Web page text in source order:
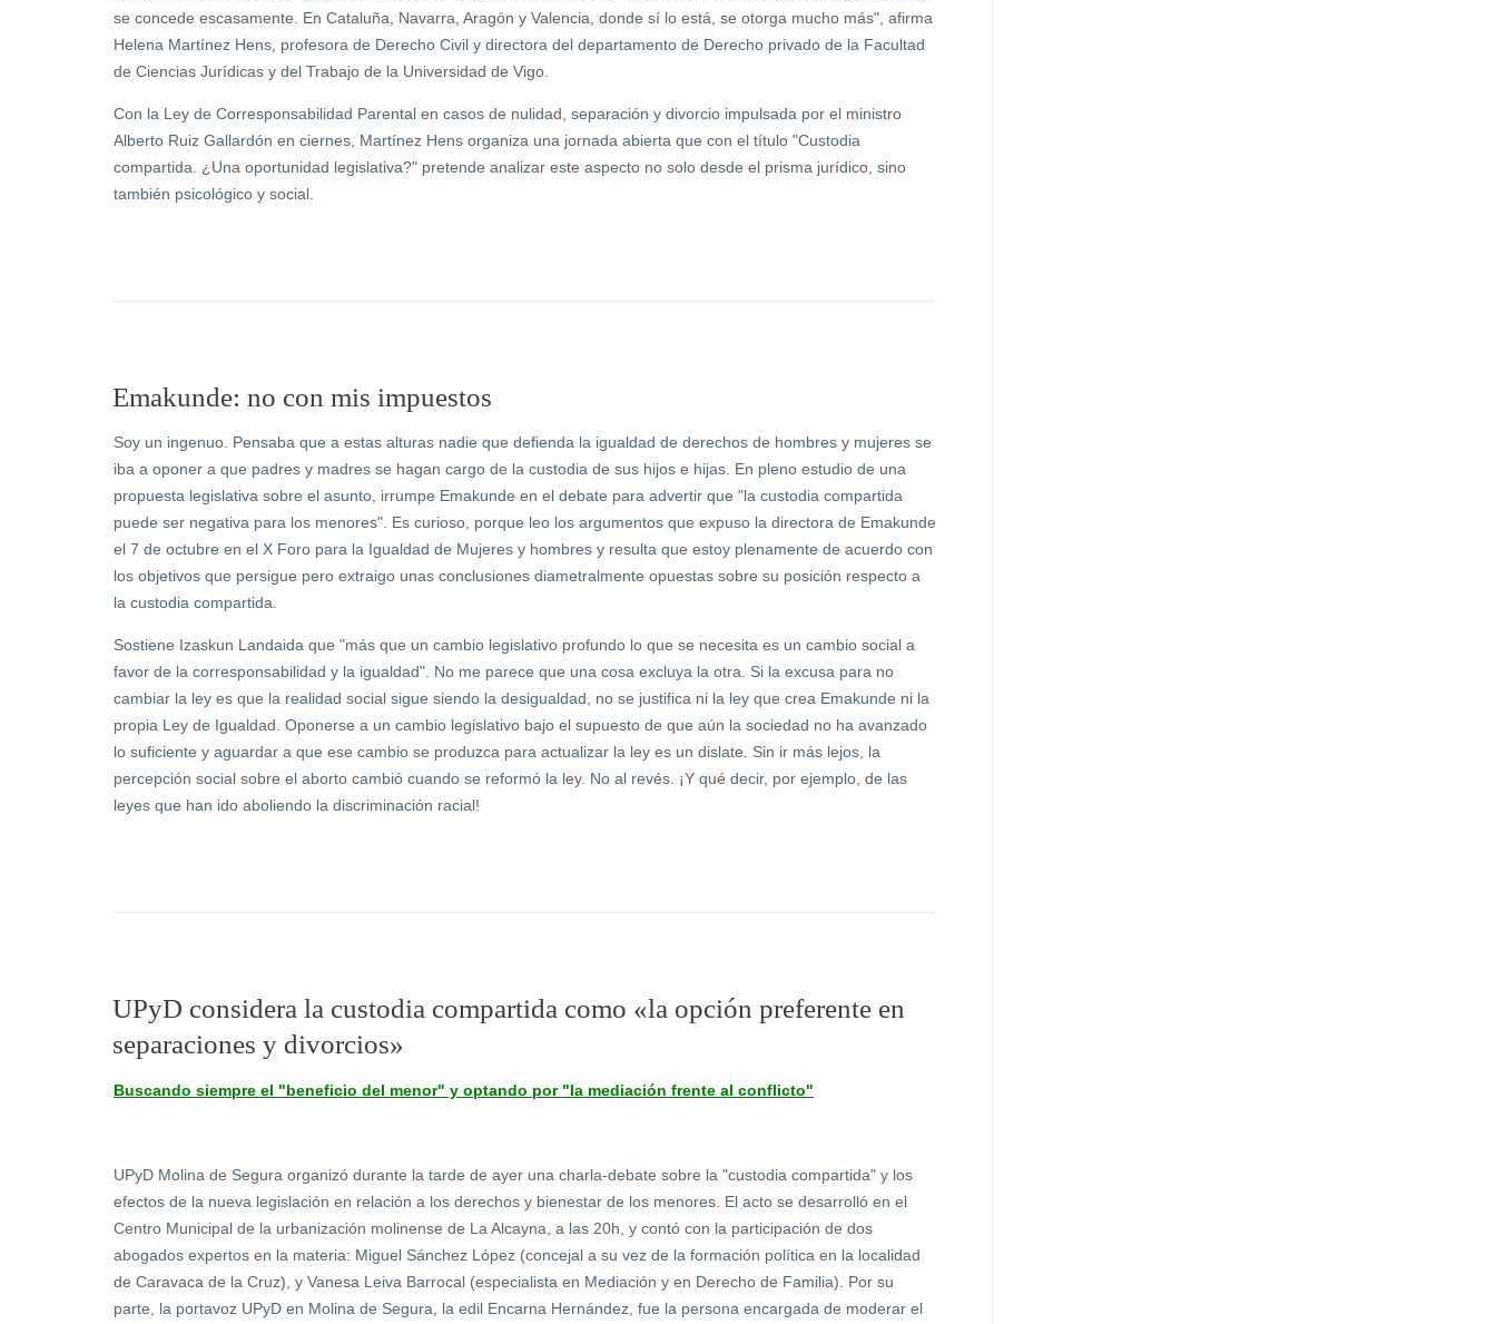
se concede escasamente. En Cataluña, Navarra, Aragón y Valencia, donde sí lo está, se otorga mucho más", afirma
Helena Martínez Hens, profesora de Derecho Civil y directora del departamento de Derecho privado de la Facultad
de Ciencias Jurídicas y del Trabajo de la Universidad de Vigo.
Con la Ley de Corresponsabilidad Parental en casos de nulidad, separación y divorcio impulsada por el ministro
Alberto Ruiz Gallardón en ciernes, Martínez Hens organiza una jornada abierta que con el título "Custodia
compartida. ¿Una oportunidad legislativa?" pretende analizar este aspecto no solo desde el prisma jurídico, sino
también psicológico y social.
Emakunde: no con mis impuestos
Soy un ingenuo. Pensaba que a estas alturas nadie que defienda la igualdad de derechos de hombres y mujeres se
iba a oponer a que padres y madres se hagan cargo de la custodia de sus hijos e hijas. En pleno estudio de una
propuesta legislativa sobre el asunto, irrumpe Emakunde en el debate para advertir que "la custodia compartida
puede ser negativa para los menores". Es curioso, porque leo los argumentos que expuso la directora de Emakunde
el 7 de octubre en el X Foro para la Igualdad de Mujeres y hombres y resulta que estoy plenamente de acuerdo con
los objetivos que persigue pero extraigo unas conclusiones diametralmente opuestas sobre su posición respecto a
la custodia compartida.
Sostiene Izaskun Landaida que "más que un cambio legislativo profundo lo que se necesita es un cambio social a
favor de la corresponsabilidad y la igualdad". No me parece que una cosa excluya la otra. Si la excusa para no
cambiar la ley es que la realidad social sigue siendo la desigualdad, no se justifica ni la ley que crea Emakunde ni la
propia Ley de Igualdad. Oponerse a un cambio legislativo bajo el supuesto de que aún la sociedad no ha avanzado
lo suficiente y aguardar a que ese cambio se produzca para actualizar la ley es un dislate. Sin ir más lejos, la
percepción social sobre el aborto cambió cuando se reformó la ley. No al revés. ¡Y qué decir, por ejemplo, de las
leyes que han ido aboliendo la discriminación racial!
UPyD considera la custodia compartida como «la opción preferente en
separaciones y divorcios»
Buscando siempre el "beneficio del menor" y optando por "la mediación frente al conflicto"
UPyD Molina de Segura organizó durante la tarde de ayer una charla-debate sobre la "custodia compartida" y los
efectos de la nueva legislación en relación a los derechos y bienestar de los menores. El acto se desarrolló en el
Centro Municipal de la urbanización molinense de La Alcayna, a las 20h, y contó con la participación de dos
abogados expertos en la materia: Miguel Sánchez López (concejal a su vez de la formación política en la localidad
de Caravaca de la Cruz), y Vanesa Leiva Barrocal (especialista en Mediación y en Derecho de Familia). Por su
parte, la portavoz UPyD en Molina de Segura, la edil Encarna Hernández, fue la persona encargada de moderar el